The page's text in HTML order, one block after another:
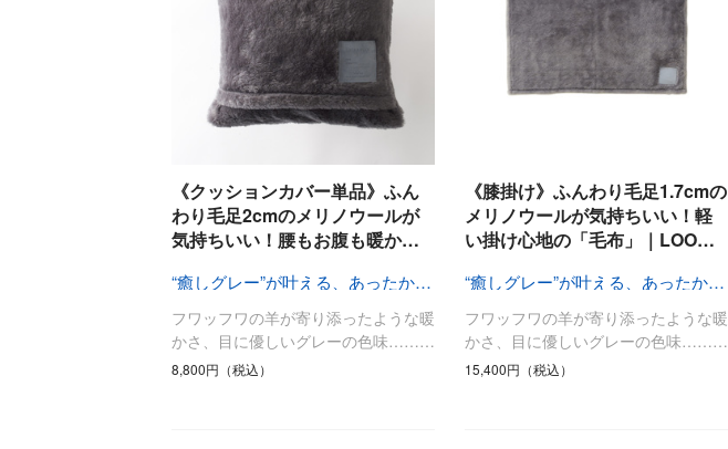
《クッションカバー単品》ふん
わり毛足2cmのメリノウールが
気持ちいい！腰もお腹も暖か…
“癒しグレー”が叶える、あったか快眠空間
フワッフワの羊が寄り添ったような暖
かさ、目に優しいグレーの色味………
8,800円（税込）
《膝掛け》ふんわり毛足1.7cmの
メリノウールが気持ちいい！軽
い掛け心地の「毛布」｜LOO…
“癒しグレー”が叶える、あったか快眠空間
フワッフワの羊が寄り添ったような暖
かさ、目に優しいグレーの色味………
15,400円（税込）